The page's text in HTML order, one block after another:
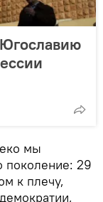
мы
поколение: 29
к плечу,